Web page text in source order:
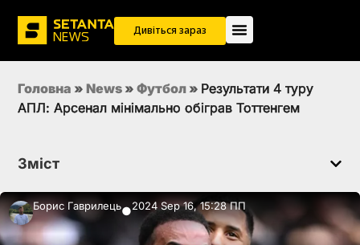
Дивіться зараз
Головна » News » Футбол » Результати 4 туру
АПЛ: Арсенал мінімально обіграв Тоттенгем
Зміст
Борис Гаврилець●2024 Sep 16, 15:28 ПП